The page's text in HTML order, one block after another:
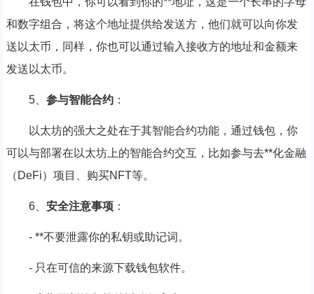
和数字组合，将这个地址提供给发送方，他们就可以向你发
送以太币，同样，你也可以通过输入接收方的地址和金额来
发送以太币。
5、 参与智能合约：
以太坊的强大之处在于其智能合约功能，通过钱包，你
可以与部署在以太坊上的智能合约交互，比如参与去**化金融
（DeFi）项目、购买NFT等。
6、 安全注意事项：
- **不要泄露你的私钥或助记词。
- 只在可信的来源下载钱包软件。